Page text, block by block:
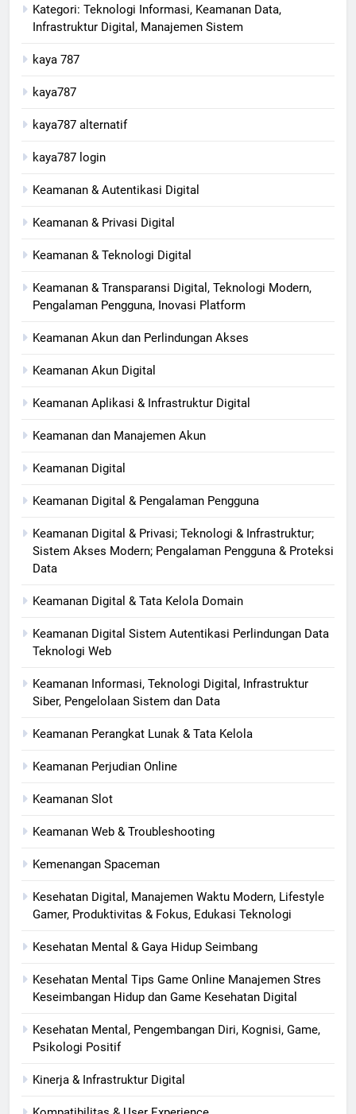
Kategori: Teknologi Informasi, Keamanan Data,
Infrastruktur Digital, Manajemen Sistem
kaya 787
kaya787
kaya787 alternatif
kaya787 login
Keamanan & Autentikasi Digital
Keamanan & Privasi Digital
Keamanan & Teknologi Digital
Keamanan & Transparansi Digital, Teknologi Modern,
Pengalaman Pengguna, Inovasi Platform
Keamanan Akun dan Perlindungan Akses
Keamanan Akun Digital
Keamanan Aplikasi & Infrastruktur Digital
Keamanan dan Manajemen Akun
Keamanan Digital
Keamanan Digital & Pengalaman Pengguna
Keamanan Digital & Privasi; Teknologi & Infrastruktur;
Sistem Akses Modern; Pengalaman Pengguna & Proteksi
Data
Keamanan Digital & Tata Kelola Domain
Keamanan Digital Sistem Autentikasi Perlindungan Data
Teknologi Web
Keamanan Informasi, Teknologi Digital, Infrastruktur
Siber, Pengelolaan Sistem dan Data
Keamanan Perangkat Lunak & Tata Kelola
Keamanan Perjudian Online
Keamanan Slot
Keamanan Web & Troubleshooting
Kemenangan Spaceman
Kesehatan Digital, Manajemen Waktu Modern, Lifestyle
Gamer, Produktivitas & Fokus, Edukasi Teknologi
Kesehatan Mental & Gaya Hidup Seimbang
Kesehatan Mental Tips Game Online Manajemen Stres
Keseimbangan Hidup dan Game Kesehatan Digital
Kesehatan Mental, Pengembangan Diri, Kognisi, Game,
Psikologi Positif
Kinerja & Infrastruktur Digital